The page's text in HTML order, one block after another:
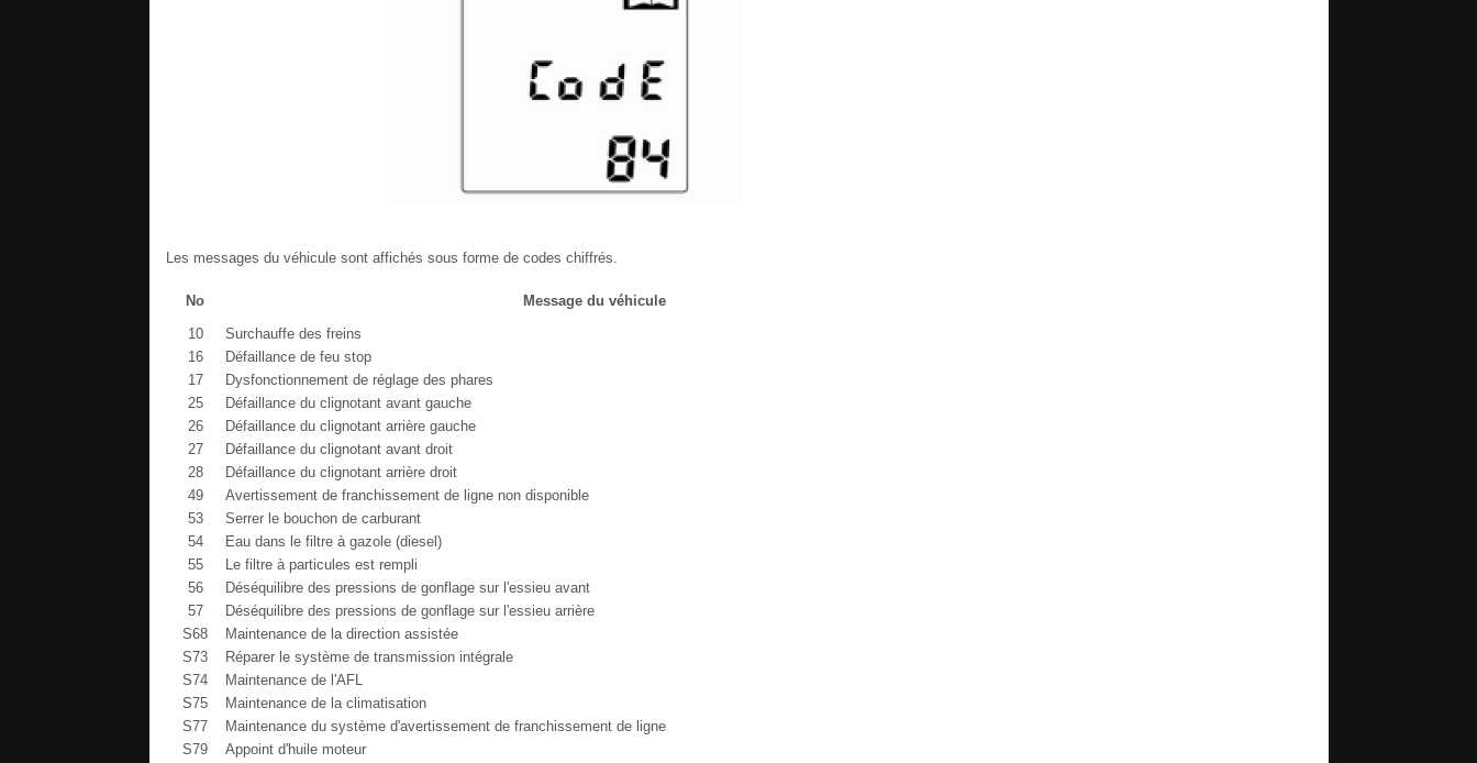
Les messages du véhicule sont affichés sous forme de codes chiffrés.
No
Message du véhicule
10
Surchauffe des freins
16
Défaillance de feu stop
17
Dysfonctionnement de réglage des phares
25
Défaillance du clignotant avant gauche
26
Défaillance du clignotant arrière gauche
27
Défaillance du clignotant avant droit
28
Défaillance du clignotant arrière droit
49
Avertissement de franchissement de ligne non disponible
53
Serrer le bouchon de carburant
54
Eau dans le filtre à gazole (diesel)
55
Le filtre à particules est rempli
56
Déséquilibre des pressions de gonflage sur l'essieu avant
57
Déséquilibre des pressions de gonflage sur l'essieu arrière
S68
Maintenance de la direction assistée
S73
Réparer le système de transmission intégrale
S74
Maintenance de l'AFL
S75
Maintenance de la climatisation
S77
Maintenance du système d'avertissement de franchissement de ligne
S79
Appoint d'huile moteur